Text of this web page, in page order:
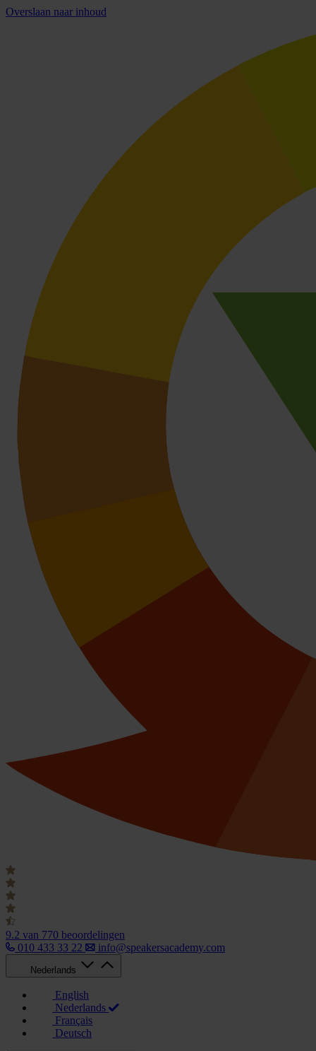
Overslaan naar inhoud
9.2 van 770 beoordelingen
010 433 33 22
info@speakersacademy.com
Nederlands
English
Nederlands
Français
Deutsch